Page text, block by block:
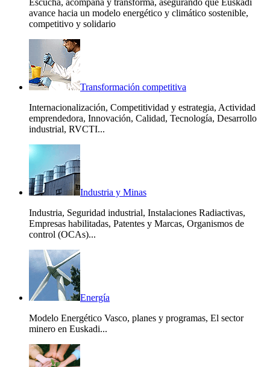
avance hacia un modelo energético y climático sostenible,
competitivo y solidario
Transformación competitiva
Internacionalización, Competitividad y estrategia, Actividad
emprendedora, Innovación, Calidad, Tecnología, Desarrollo
industrial, RVCTI...
Industria y Minas
Industria, Seguridad industrial, Instalaciones Radiactivas,
Empresas habilitadas, Patentes y Marcas, Organismos de
control (OCAs)...
Energía
Modelo Energético Vasco, planes y programas, El sector
minero en Euskadi...